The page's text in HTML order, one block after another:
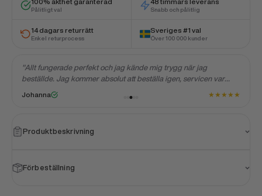
100% äkthet garanterad
Pålitligt val
48 timmars leverans
Snabb och pålitlig
14 dagars returrätt
Enkel returprocess
Sveriges #1 val
Över 100 000 kunder
"Allt fungerade perfekt och jag kände mig trygg när jag
beställde. Jag kommer absolut att beställa igen, servicen var
Johanna ★★ Martin
Produktbeskrivning
Förbeställning